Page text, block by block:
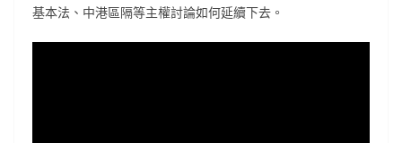
基本法、中港區隔等主權討論如何延續下去。